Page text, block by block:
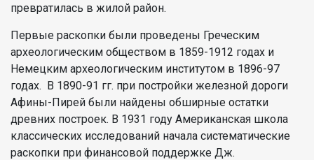
превратилась в жилой район.
Первые раскопки были проведены Греческим
археологическим обществом в 1859-1912 годах и
Немецким археологическим институтом в 1896-97
годах. В 1890-91 гг. при постройки железной дороги
Афины-Пирей были найдены обширные остатки
древних построек. В 1931 году Американская школа
классических исследований начала систематические
раскопки при финансовой поддержке Дж.